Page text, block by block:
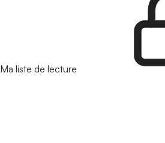
Ma liste de lecture